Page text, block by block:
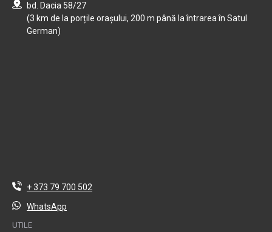
bd. Dacia 58/27
(3 km de la porțile orașului, 200 m până la întrarea în Satul
German)
+ 373 79 700 502
WhatsApp
UTILE